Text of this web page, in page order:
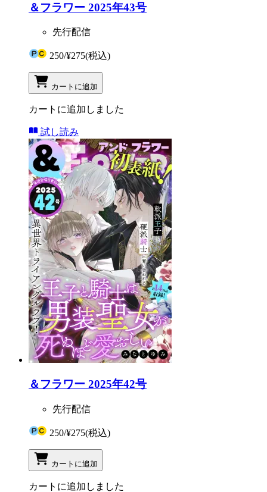
＆フラワー 2025年43号
先行配信
250/¥275(税込)
カートに追加
カートに追加しました
試し読み
＆フラワー 2025年42号
先行配信
250/¥275(税込)
カートに追加
カートに追加しました